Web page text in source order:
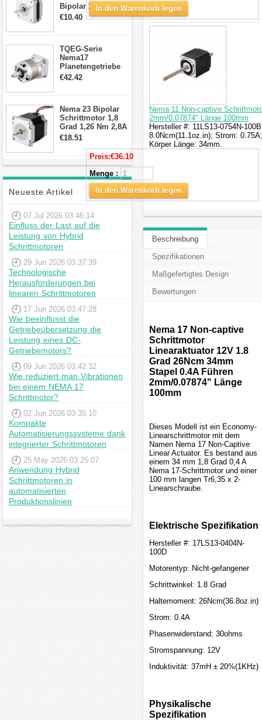
Bipolar 1.8 Grad
8.7Ncm 1A 3.5V 4
€10.40
TQEG-Serie
Nema17
Planetengetriebe
10:1 Spiel 15Arc-
€42.42
Nema 23 Bipolar
Schrittmotor 1,8
Grad 1,26 Nm 2,8A
2,5V 4 Drähte
Schrittmotor
€18.51
Neueste Artikel
07 Jul 2026 03:46:14
Einfluss der Last auf die
Leistung von Hybrid
Schrittmotoren
29 Jun 2026 03:37:39
Technologische
Herausforderungen bei
linearen Schrittmotoren
17 Jun 2026 03:47:28
Wie beeinflusst die
Getriebeübersetzung die
Leistung eines DC-
Getriebemotors?
09 Jun 2026 03:42:32
Wie reduziert man Vibrationen
bei einem NEMA 17
Schrittmotor?
02 Jun 2026 03:35:10
Kompakte
Automatisierungssysteme dank
integrierter Schrittmotoren
25 May 2026 03:25:07
Anwendung Hybrid
Schrittmotoren in
automatisierten
Produktionslinien
In den Warenkorb legen
Nema 11 Non-captive
2mm/0.07874" Länge 100mm
Hersteller #: 11LS13-0754N-
8.0Ncm(11.1oz.in); Strom:
Körper Länge: 34mm.
Preis:€36.10
Menge :
In den Warenkorb legen
Beschreibung
Spezifikationen
Maßgefertigtes Design
Bewertungen
Nema 17 Non-captive
Schrittmotor
Linearaktuator 12V 1.8
Grad 26Ncm 34mm
Stapel 0.4A Führen
2mm/0.07874" Länge
100mm
Dieses Modell ist ein Economy-
Linearschrittmotor mit dem
Namen Nema 17 Non-Captive
Linear Actuator. Es bestand aus
einem 34 mm 1,8 Grad 0,4 A
Nema 17-Schrittmotor und einer
100 mm langen Tr6,35 x 2-
Linearschraube.
Elektrische Spezifikation
Hersteller #: 17LS13-0404N-
100D
Motorentyp: Nicht-gefangener
Schrittwinkel: 1.8 Grad
Haltemoment: 26Ncm(36.8oz.in)
Strom: 0.4A
Phasenwiderstand: 30ohms
Stromspannung: 12V
Induktivität: 37mH ± 20%(1KHz)
Physikalische
Spezifikation